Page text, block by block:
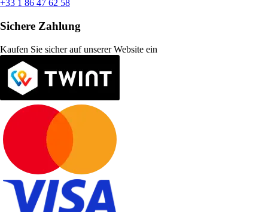
+33 1 86 47 62 58
Sichere Zahlung
Kaufen Sie sicher auf unserer Website ein